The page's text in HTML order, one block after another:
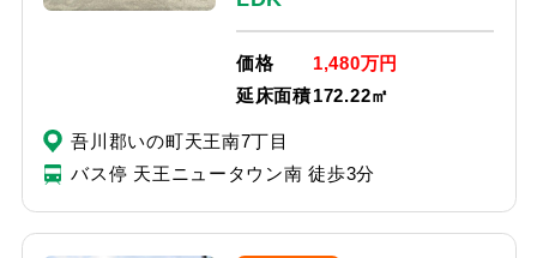
価格
1,480万円
延床面積172.22㎡
吾川郡いの町天王南7丁目
バス停 天王ニュータウン南 徒歩3分